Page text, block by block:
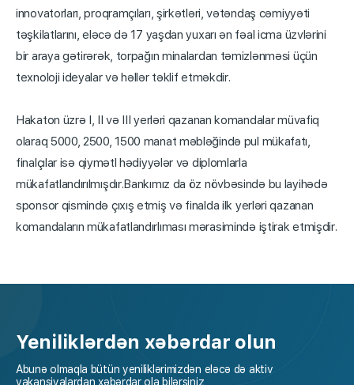
innovatorları, proqramçıları, şirkətləri, vətəndaş cəmiyyəti
təşkilatlarını, eləcə də 17 yaşdan yuxarı ən fəal icma üzvlərini
bir araya gətirərək, torpağın minalardan təmizlənməsi üçün
texnoloji ideyalar və həllər təklif etməkdir.
Hakaton üzrə I, II və III yerləri qazanan komandalar müvafiq
olaraq 5000, 2500, 1500 manat məbləğində pul mükafatı,
finalçılar isə qiymətl hədiyyələr və diplomlarla
mükafatlandırılmışdır.Bankımız da öz növbəsində bu layihədə
sponsor qismində çıxış etmiş və finalda ilk yerləri qazanan
komandaların mükafatlandırlıması mərasimində iştirak etmişdir.
Yeniliklərdən xəbərdar olun
Abunə olmaqla bütün yeniliklərimizdən eləcə də aktiv
vakansiyalardan xəbərdar ola bilərsiniz